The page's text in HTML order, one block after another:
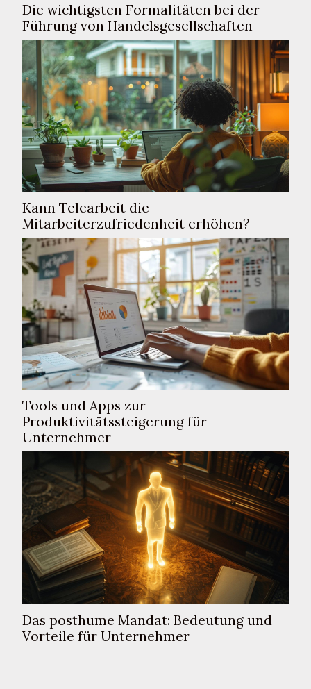
Die wichtigsten Formalitäten bei der
Führung von Handelsgesellschaften
Kann Telearbeit die
Mitarbeiterzufriedenheit erhöhen?
Tools und Apps zur
Produktivitätssteigerung für
Unternehmer
Das posthume Mandat: Bedeutung und
Vorteile für Unternehmer